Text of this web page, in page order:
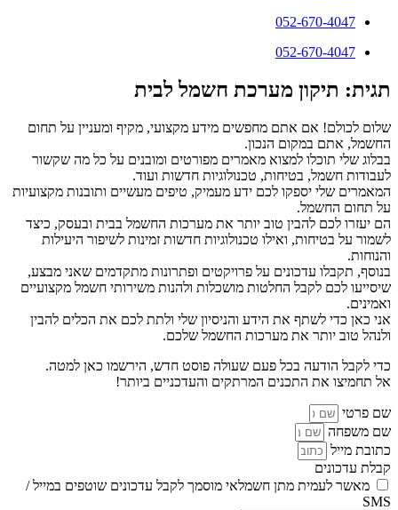
052-670-4047
052-670-4047
תגית: תיקון מערכת חשמל לבית
שלום לכולם! אם אתם מחפשים מידע מקצועי, מקיף ומעניין על תחום
החשמל, אתם במקום הנכון.
בבלוג שלי תוכלו למצוא מאמרים מפורטים ומובנים על כל מה שקשור
לעבודות חשמל, בטיחות, טכנולוגיות חדשות ועוד.
המאמרים שלי יספקו לכם ידע מעמיק, טיפים מעשיים ותובנות מקצועיות
על תחום החשמל.
הם יעזרו לכם להבין טוב יותר את מערכות החשמל בבית ובעסק, כיצד
לשמור על בטיחות, ואילו טכנולוגיות חדשות זמינות לשיפור היעילות
והנוחות.
בנוסף, תקבלו עדכונים על פרויקטים ופתרונות מתקדמים שאני מבצע,
שיסייעו לכם לקבל החלטות מושכלות ולהנות משירותי חשמל מקצועיים
ואמינים.
אני כאן כדי לשתף את הידע והניסיון שלי ולתת לכם את הכלים להבין
ולנהל טוב יותר את מערכות החשמל שלכם.
כדי לקבל הודעה בכל פעם שעולה פוסט חדש, הירשמו כאן למטה.
אל תחמיצו את התכנים המרתקים והעדכניים ביותר!
שם פרטי
שם משפחה
כתובת מייל
קבלת עדכונים
מאשר לעמית מתן חשמלאי מוסמך לקבל עדכונים שוטפים במייל /
SMS